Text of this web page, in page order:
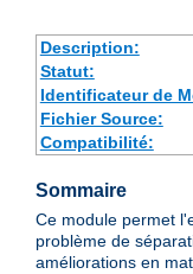
Description:
Statut:
Identificateur de
Fichier Source:
Compatibilité:
Sommaire
Ce module permet
problème de
améliorations en